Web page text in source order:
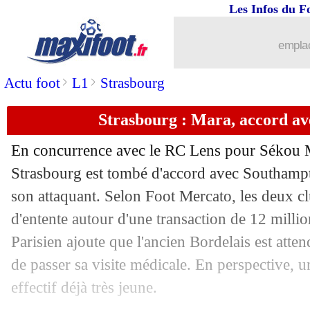
Actu foot> L1 > Strasbourg
Les Infos du
Strasbourg : Mara, accord
En concurrence avec le RC Lens pour Sékou
Strasbourg est tombé d'accord avec
son attaquant. Selon Foot Mercato, les deux
d'entente autour d'une transaction de 12
Parisien ajoute que l'ancien Bordelais est
de passer sa visite médicale. En perspective,
effectif déjà très jeune.